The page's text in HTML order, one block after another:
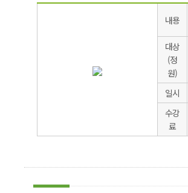
내용
대상
(정
원)
일시
수강
료